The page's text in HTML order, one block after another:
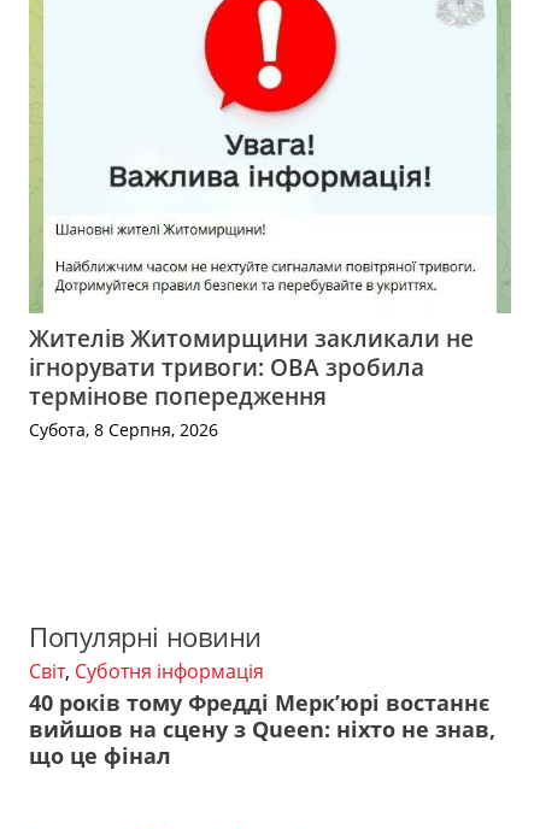
Жителів Житомирщини закликали не
ігнорувати тривоги: ОВА зробила
термінове попередження
Субота, 8 Серпня, 2026
Популярні новини
Світ, Суботня інформація
40 років тому Фредді Мерк’юрі востаннє
вийшов на сцену з Queen: ніхто не знав,
що це фінал